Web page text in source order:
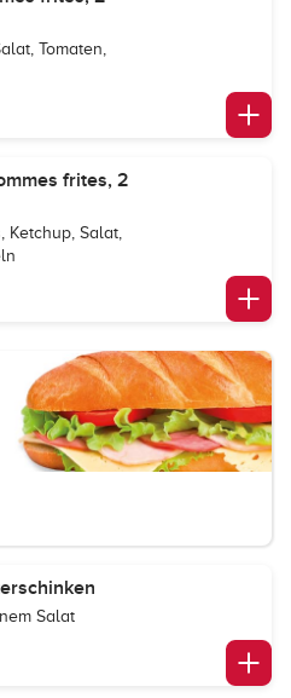
Tomaten,
frites, 2
Ketchup, Salat,
Salat